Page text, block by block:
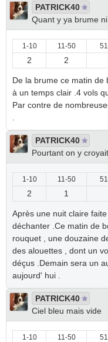
PATRICK40
Quant y ya brume
1-10 11-50
2 2
De la brume ce matin de
à un temps clair .4 vols
Par contre de
PATRICK40
Pourtant on y croyait
1-10 11-50
2 1
Après une nuit claire
déchanter .Ce matin de
rouquet , une douzaine
des alouettes , dont un
déçus .Demain sera un
aujourd' hui .
PATRICK40
Ciel bleu mais vide
1-10 11-50